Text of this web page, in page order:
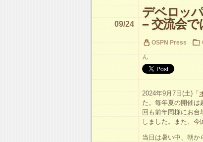
デベロッ
– 交流会で
09/24
OSPN Press
ん
2024年9月7日(土)「
た。毎年夏の開催は
回も前年同様にお
しました。また、今
当日は暑い中、朝か